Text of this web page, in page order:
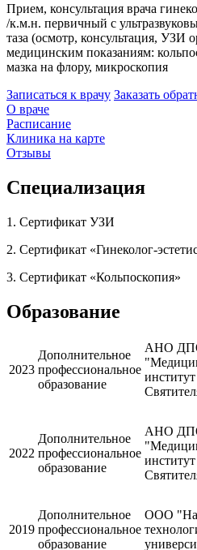
Прием, консультация врача
/к.м.н. первичный с
таза (осмотр, консультация, УЗИ
медицинским показаниям:
мазка на флору, микроскопия
Записаться к врачу Заказать
О враче
Расписание
Клиника на карте
Отзывы
Специализация
1. Сертификат УЗИ
2. Сертификат «Гинеколог-
3. Сертификат «Кольпоскопия»
Образование
2023
Дополнительное
профессиональное
образование
АНО
2022
Дополнительное
профессиональное
образование
АНО
2019
Дополнительное
профессиональное
образование
ООО